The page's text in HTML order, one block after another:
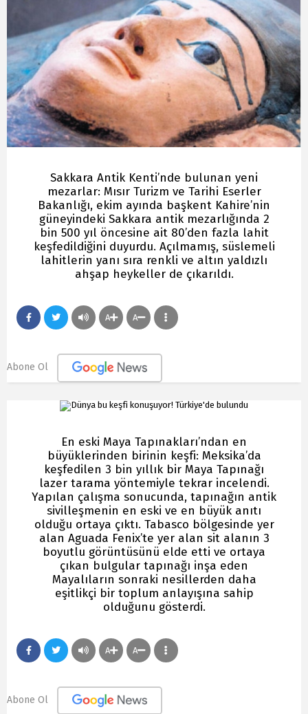
Sakkara Antik Kenti’nde bulunan yeni
mezarlar: Mısır Turizm ve Tarihi Eserler
Bakanlığı, ekim ayında başkent Kahire’nin
güneyindeki Sakkara antik mezarlığında 2
bin 500 yıl öncesine ait 80’den fazla lahit
keşfedildiğini duyurdu. Açılmamış, süslemeli
lahitlerin yanı sıra renkli ve altın yaldızlı
ahşap heykeller de çıkarıldı.
A A
Abone Ol
En eski Maya Tapınakları’ndan en
büyüklerinden birinin keşfi: Meksika’da
keşfedilen 3 bin yıllık bir Maya Tapınağı
lazer tarama yöntemiyle tekrar incelendi.
Yapılan çalışma sonucunda, tapınağın antik
sivilleşmenin en eski ve en büyük anıtı
olduğu ortaya çıktı. Tabasco bölgesinde yer
alan Aguada Fenix’te yer alan sit alanın 3
boyutlu görüntüsünü elde etti ve ortaya
çıkan bulgular tapınağı inşa eden
Mayalıların sonraki nesillerden daha
eşitlikçi bir toplum anlayışına sahip
olduğunu gösterdi.
A A
Abone Ol